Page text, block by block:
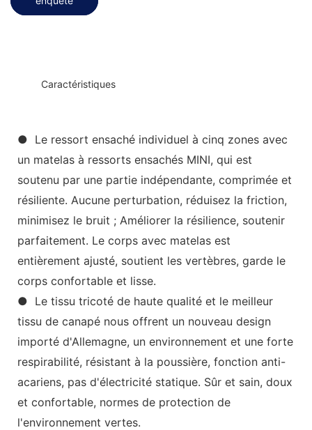
Caractéristiques
● Le ressort ensaché individuel à cinq zones avec
un matelas à ressorts ensachés MINI, qui est
soutenu par une partie indépendante, comprimée et
résiliente. Aucune perturbation, réduisez la friction,
minimisez le bruit ; Améliorer la résilience, soutenir
parfaitement. Le corps avec matelas est
entièrement ajusté, soutient les vertèbres, garde le
corps confortable et lisse.
● Le tissu tricoté de haute qualité et le meilleur
tissu de canapé nous offrent un nouveau design
importé d'Allemagne, un environnement et une forte
respirabilité, résistant à la poussière, fonction anti-
acariens, pas d'électricité statique. Sûr et sain, doux
et confortable, normes de protection de
l'environnement vertes.